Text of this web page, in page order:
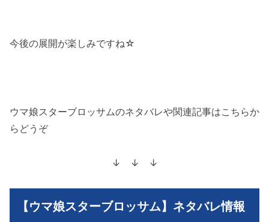
今後の展開が楽しみですね☆
ウマ娘スターブロッサムのネタバレや関連記事はこちらか
らどうぞ
↓ ↓ ↓
【ウマ娘スターブロッサム】ネタバレ情報